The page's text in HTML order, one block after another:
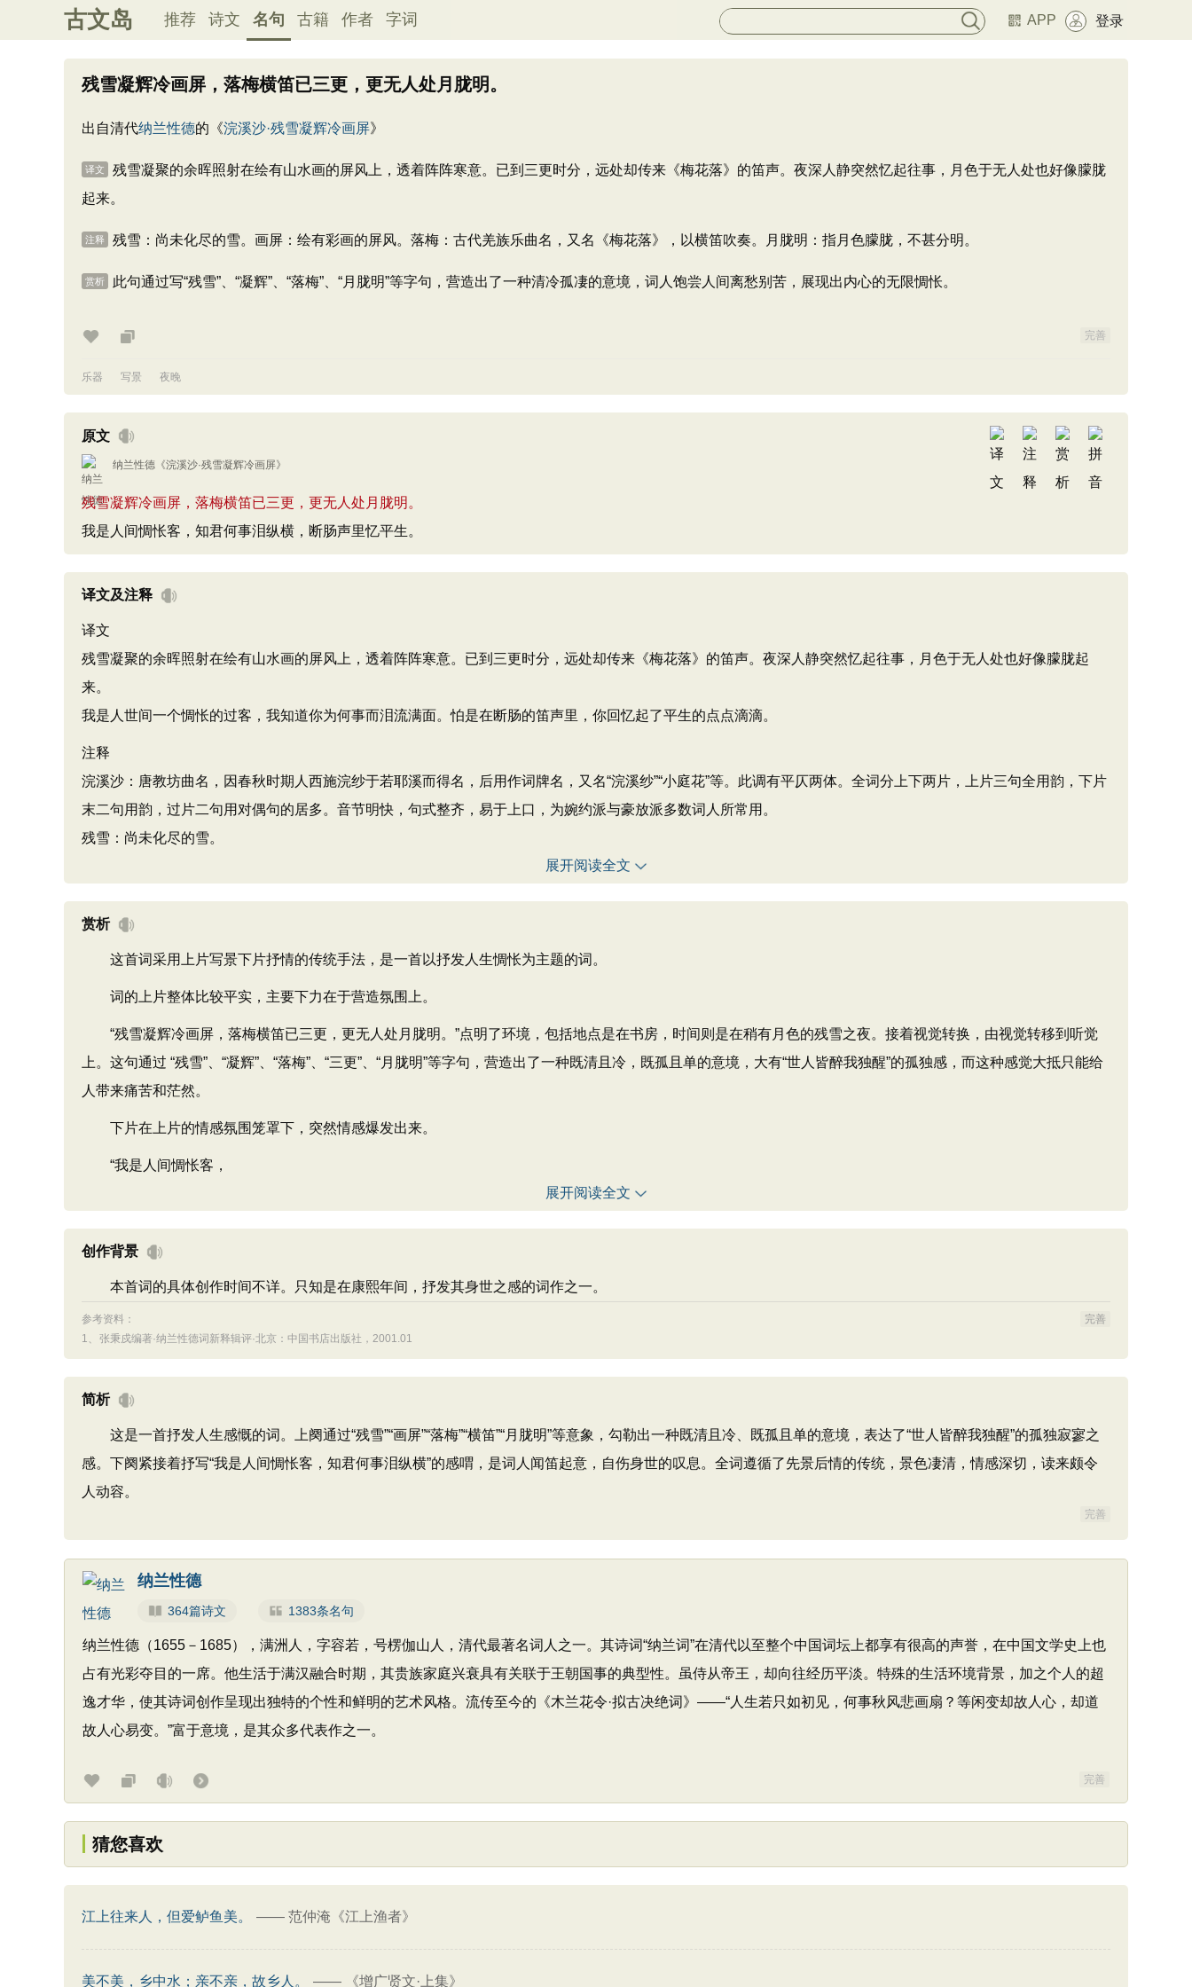
古文岛 推荐 诗文 名句 古籍 作者 字词 APP 登录
残雪凝辉冷画屏，落梅横笛已三更，更无人处月胧明。
出自清代纳兰性德的《浣溪沙·残雪凝辉冷画屏》
译文
残雪凝聚的余晖照射在绘有山水画的屏风上，透着阵阵寒意。已到三更时分，远处却传来《梅花落》的笛声。夜深人静突然忆起往事，月色于无人处也好像朦胧
起来。
注释 残雪：尚未化尽的雪。画屏：绘有彩画的屏风。落梅：古代羌族乐曲名，又名《梅花落》，以横笛吹奏。月胧明：指月色朦胧，不甚分明。
赏析 此句通过写“残雪”、“凝辉”、“落梅”、“月胧明”等字句，营造出了一种清冷孤凄的意境，词人饱尝人间离愁别苦，展现出内心的无限惆怅。
完善
乐器 写景 夜晚
原文
纳兰性德 《浣溪沙·残雪凝辉冷画屏》
残雪凝辉冷画屏，落梅横笛已三更，更无人处月胧明。
我是人间惆怅客，知君何事泪纵横，断肠声里忆平生。
译文及注释
译文
残雪凝聚的余晖照射在绘有山水画的屏风上，透着阵阵寒意。已到三更时分，远处却传来《梅花落》的笛声。夜深人静突然忆起往事，月色于无人处也好像朦胧起
来。
我是人世间一个惆怅的过客，我知道你为何事而泪流满面。怕是在断肠的笛声里，你回忆起了平生的点点滴滴。
注释
浣溪沙：唐教坊曲名，因春秋时期人西施浣纱于若耶溪而得名，后用作词牌名，又名“浣溪纱”“小庭花”等。此调有平仄两体。全词分上下两片，上片三句全用韵，下片
末二句用韵，过片二句用对偶句的居多。音节明快，句式整齐，易于上口，为婉约派与豪放派多数词人所常用。
残雪：尚未化尽的雪。
展开阅读全文
赏析
这首词采用上片写景下片抒情的传统手法，是一首以抒发人生惆怅为主题的词。
词的上片整体比较平实，主要下力在于营造氛围上。
“残雪凝辉冷画屏，落梅横笛已三更，更无人处月胧明。”点明了环境，包括地点是在书房，时间则是在稍有月色的残雪之夜。接着视觉转换，由视觉转移到听觉
上。这句通过 “残雪”、“凝辉”、“落梅”、“三更”、“月胧明”等字句，营造出了一种既清且冷，既孤且单的意境，大有“世人皆醉我独醒”的孤独感，而这种感觉大抵只能给
人带来痛苦和茫然。
下片在上片的情感氛围笼罩下，突然情感爆发出来。
“我是人间惆怅客，
展开阅读全文
创作背景
本首词的具体创作时间不详。只知是在康熙年间，抒发其身世之感的词作之一。
参考资料：
完善
1、 张秉戍编著·纳兰性德词新释辑评·北京：中国书店出版社，2001.01
简析
这是一首抒发人生感慨的词。上阕通过“残雪”“画屏”“落梅”“横笛”“月胧明”等意象，勾勒出一种既清且冷、既孤且单的意境，表达了“世人皆醉我独醒”的孤独寂寥之
感。下阕紧接着抒写“我是人间惆怅客，知君何事泪纵横”的感喟，是词人闻笛起意，自伤身世的叹息。全词遵循了先景后情的传统，景色凄清，情感深切，读来颇令
人动容。
完善
纳兰性德
364篇诗文 1383条名句
纳兰性德（1655－1685），满洲人，字容若，号楞伽山人，清代最著名词人之一。其诗词“纳兰词”在清代以至整个中国词坛上都享有很高的声誉，在中国文学史上也
占有光彩夺目的一席。他生活于满汉融合时期，其贵族家庭兴衰具有关联于王朝国事的典型性。虽侍从帝王，却向往经历平淡。特殊的生活环境背景，加之个人的超
逸才华，使其诗词创作呈现出独特的个性和鲜明的艺术风格。流传至今的《木兰花令·拟古决绝词》——“人生若只如初见，何事秋风悲画扇？等闲变却故人心，却道
故人心易变。”富于意境，是其众多代表作之一。
完善
猜您喜欢
江上往来人，但爱鲈鱼美。 —— 范仲淹《江上渔者》
美不美，乡中水；亲不亲，故乡人。 —— 《增广贤文·上集》